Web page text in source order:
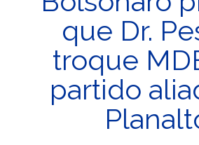
que Dr.
troque
partido